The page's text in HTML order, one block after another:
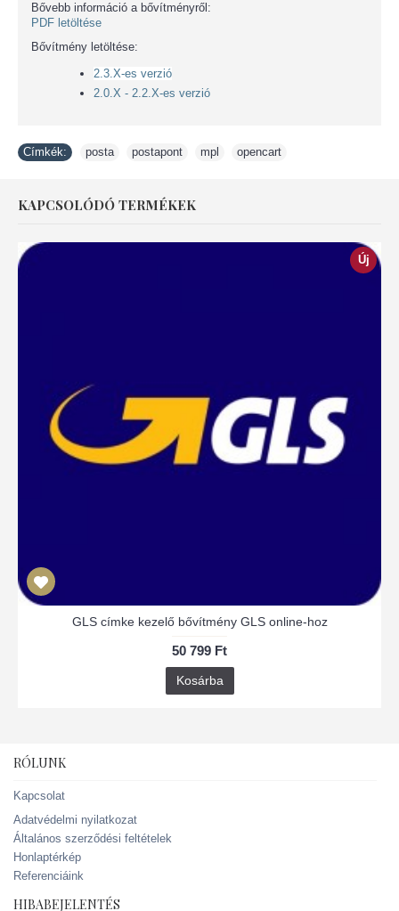
Bővebb információ a bővítményről:
PDF letöltése
Bővítmény letöltése:
2.3.X-es verzió
2.0.X - 2.2.X-es verzió
Címkék: posta postapont mpl opencart
KAPCSOLÓDÓ TERMÉKEK
Új
GLS címke kezelő bővítmény GLS online-hoz
50 799 Ft
Kosárba
RÓLUNK
Kapcsolat
Adatvédelmi nyilatkozat
Általános szerződési feltételek
Honlaptérkép
Referenciáink
HIBABEJELENTÉS